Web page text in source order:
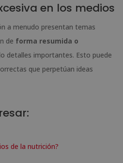
en los medios
a menudo presentan temas
de forma resumida o
detalles importantes. Esto puede
que perpetúan ideas
de la nutrición?